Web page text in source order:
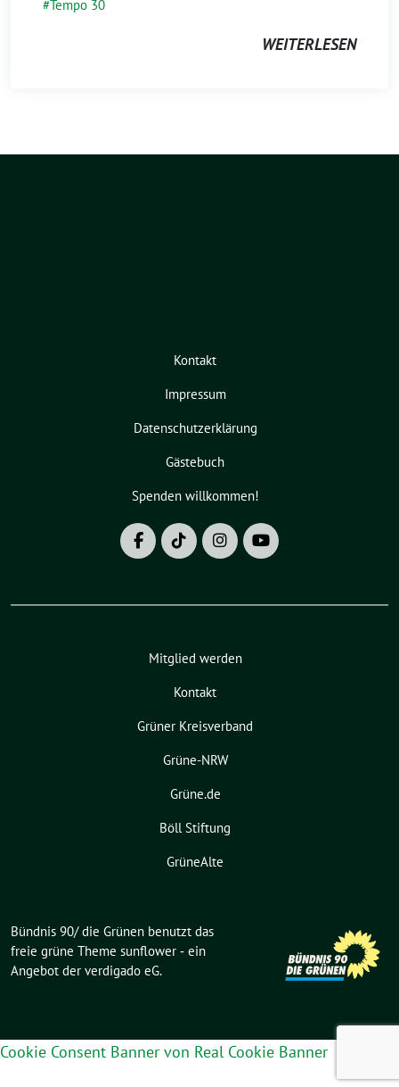
Tempo 30
WEITERLESEN
Kontakt
Impressum
Datenschutzerklärung
Gästebuch
Spenden willkommen!
Mitglied werden
Kontakt
Grüner Kreisverband
Grüne-NRW
Grüne.de
Böll Stiftung
GrüneAlte
Bündnis 90/ die Grünen benutzt das
freie grüne Theme sunflower ‐ ein
Angebot der verdigado eG.
Cookie Consent Banner von Real Cookie Banner